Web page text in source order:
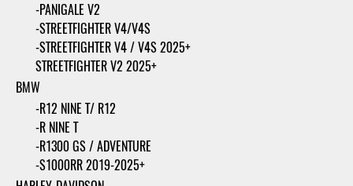
-PANIGALE V2
-STREETFIGHTER V4/V4S
-STREETFIGHTER V4 / V4S 2025+
STREETFIGHTER V2 2025+
BMW
-R12 NINE T/ R12
-R NINE T
-R1300 GS / ADVENTURE
-S1000RR 2019-2025+